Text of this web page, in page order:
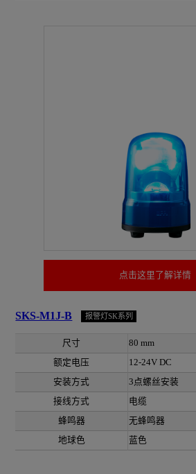
点击这里了解详情
SKS-M1J-B 报警灯SK系列
尺寸
80 mm
额定电压
12-24V DC
安装方式
3点螺丝安装
接线方式
电缆
蜂鸣器
无蜂鸣器
地球色
蓝色